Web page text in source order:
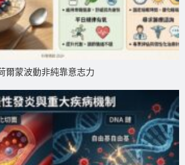
爾蒙波動非純靠意志力